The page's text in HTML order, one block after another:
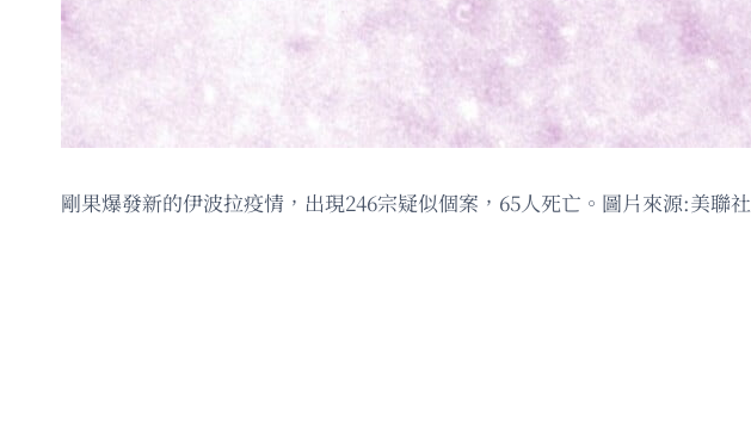
剛果爆發新的伊波拉疫情，出現246宗疑似個案，65人死亡。圖片來源:美聯社